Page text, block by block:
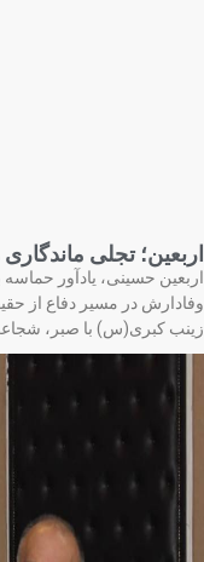
تجلی ماندگاری
حسینی، یادآور حماسه
در مسیر دفاع از
کبری(س) با صبر، شجاعت